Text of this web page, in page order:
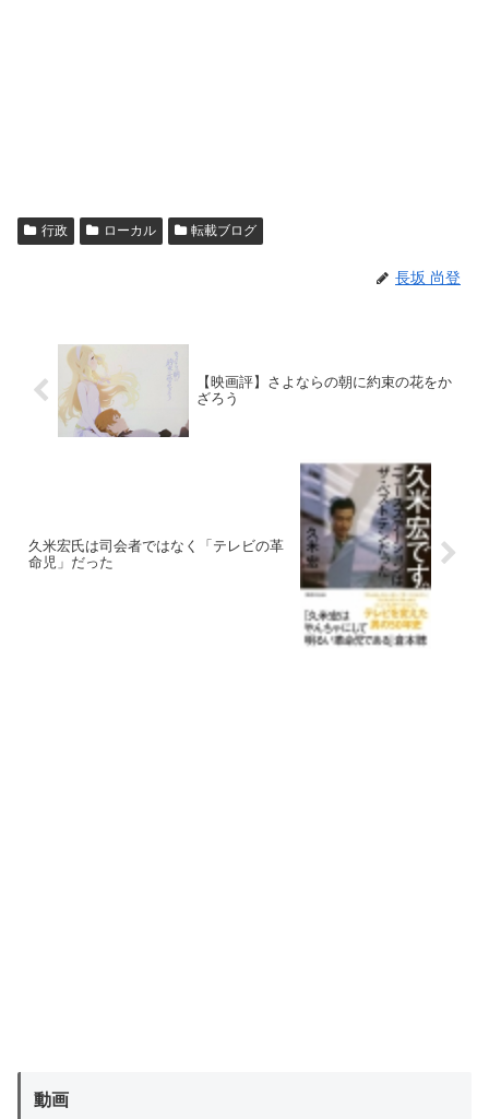
行政 ローカル 転載ブログ
長坂 尚登
【映画評】さよならの朝に約束の花をか
ざろう
久米宏氏は司会者ではなく「テレビの革
命児」だった
動画